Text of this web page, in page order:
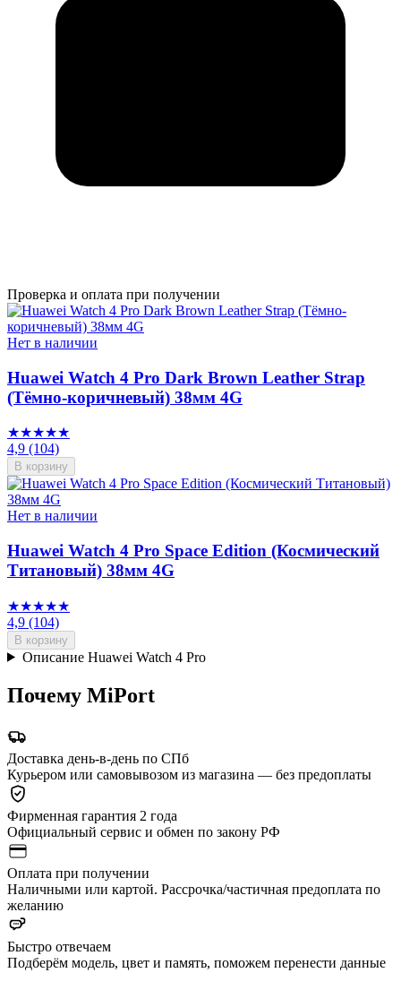
Проверка и оплата при получении
Нет в наличии
Huawei Watch 4 Pro Dark Brown Leather Strap
(Тёмно-коричневый) 38мм 4G
★★★★★
4,9 (104)
В корзину
Нет в наличии
Huawei Watch 4 Pro Space Edition (Космический
Титановый) 38мм 4G
★★★★★
4,9 (104)
В корзину
Описание Huawei Watch 4 Pro
Почему MiPort
Доставка день-в-день по СПб
Курьером или самовывозом из магазина — без предоплаты
Фирменная гарантия 2 года
Официальный сервис и обмен по закону РФ
Оплата при получении
Наличными или картой. Рассрочка/частичная предоплата по
желанию
Быстро отвечаем
Подберём модель, цвет и память, поможем перенести данные